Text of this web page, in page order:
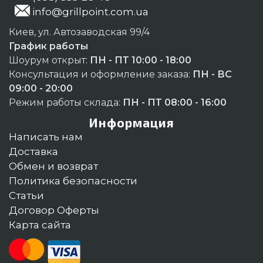
info@grillpoint.com.ua
Киев, ул. Автозаводская 99/4
График работы
Шоурум открыт: ПН - ПТ 10:00 - 18:00
Консультация и оформление заказа: ПН - ВС
09:00 - 20:00
Режим работы склада: ПН - ПТ 08:00 - 16:00
Информация
Написать нам
Доставка
Обмен и возврат
Политика безопасности
Статьи
Договор Оферты
Карта сайта